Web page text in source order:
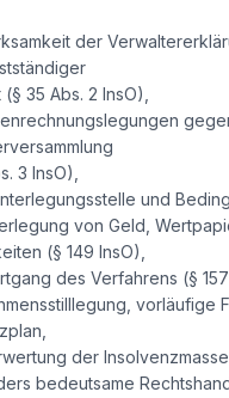
der
35 Abs. 2 InsO),
3 InsO),
und
von Geld,
(§ 149 InsO),
des Verfahrens (§ 157
vorläufige
der Insolvenzmasse
bedeutsame